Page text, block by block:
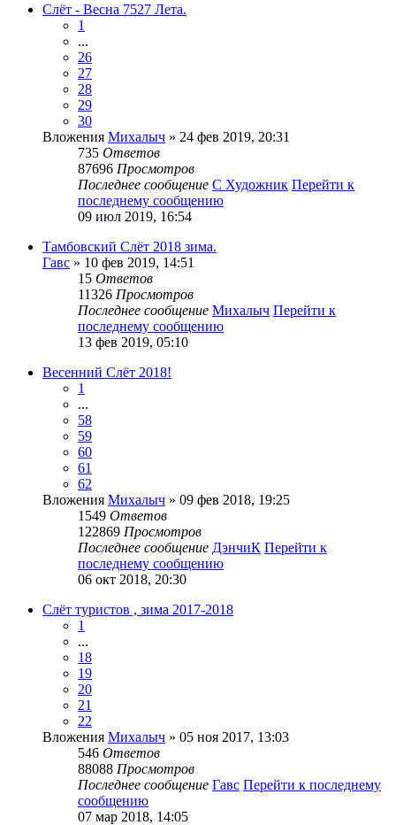
Слёт - Весна 7527 Лета.
1
...
26
27
28
29
30
Вложения Михалыч » 24 фев 2019, 20:31
735 Ответов
87696 Просмотров
Последнее сообщение С Художник Перейти к
последнему сообщению
09 июл 2019, 16:54
Тамбовский Слёт 2018 зима.
Гавс » 10 фев 2019, 14:51
15 Ответов
11326 Просмотров
Последнее сообщение Михалыч Перейти к
последнему сообщению
13 фев 2019, 05:10
Весенний Слёт 2018!
1
...
58
59
60
61
62
Вложения Михалыч » 09 фев 2018, 19:25
1549 Ответов
122869 Просмотров
Последнее сообщение ДэнчиК Перейти к
последнему сообщению
06 окт 2018, 20:30
Слёт туристов , зима 2017-2018
1
...
18
19
20
21
22
Вложения Михалыч » 05 ноя 2017, 13:03
546 Ответов
88088 Просмотров
Последнее сообщение Гавс Перейти к последнему
сообщению
07 мар 2018, 14:05